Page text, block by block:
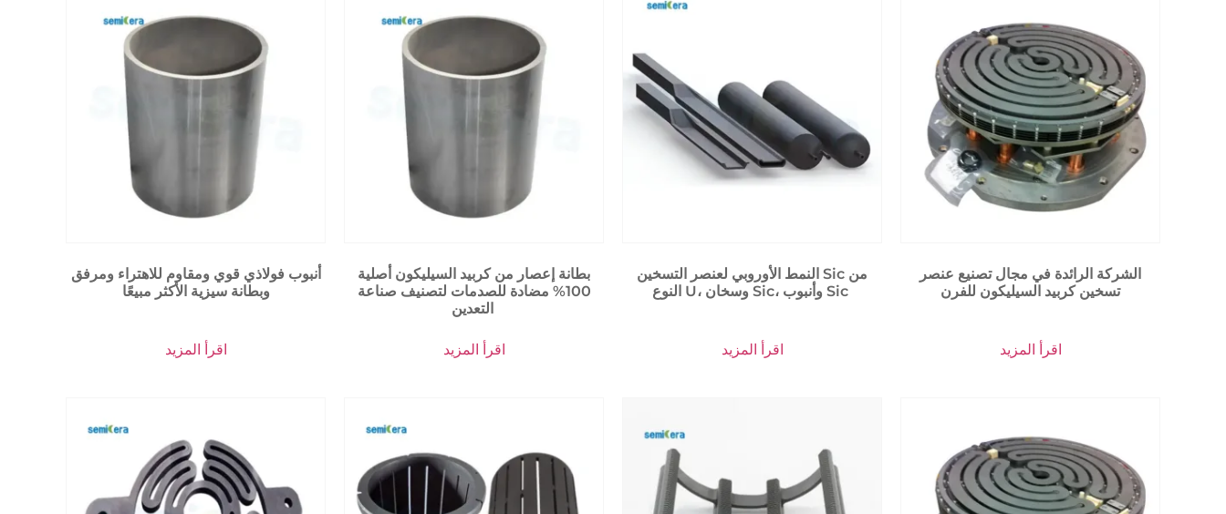
أنبوب فولاذي قوي ومقاوم للاهتراء ومرفق
وبطانة سيزية الأكثر مبيعًا
اقرأ المزيد
بطانة إعصار من كربيد السيليكون أصلية
100% مضادة للصدمات لتصنيف صناعة
اقرأ المزيد
النمط الأوروبي لعنصر التسخين Sic من
النوع U، وسخان Sic، وأنبوب Sic
اقرأ المزيد
الشركة الرائدة في مجال تصنيع عنصر
تسخين كربيد السيليكون للفرن
اقرأ المزيد